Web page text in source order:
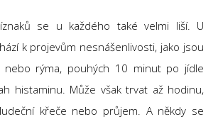
se u každého také velmi liší. U
k projevům nesnášenlivosti, jako jsou
nebo rýma, pouhých 10 minut po jídle
histaminu. Může však trvat až hodinu,
křeče nebo průjem. A někdy se